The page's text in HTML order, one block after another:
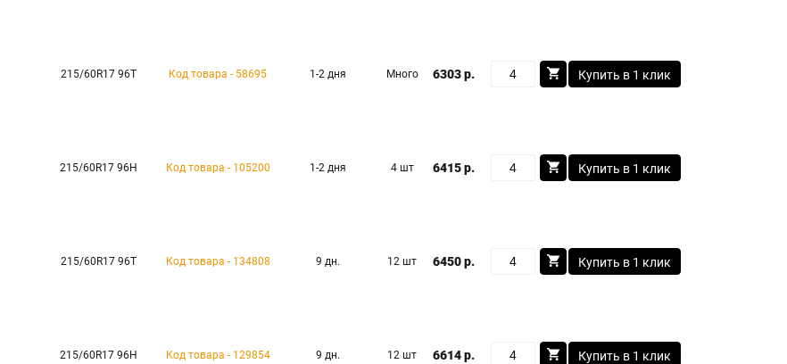
215/60R17 96T Код товара - 58695 1-2 дня Много 6303 р. Купить в 1 клик
215/60R17 96H Код товара - 105200 1-2 дня 4 шт 6415 р. Купить в 1 клик
215/60R17 96T Код товара - 134808 9 дн. 12 шт 6450 р. Купить в 1 клик
215/60R17 96H Код товара - 129854 9 дн. 12 шт 6614 р. Купить в 1 клик